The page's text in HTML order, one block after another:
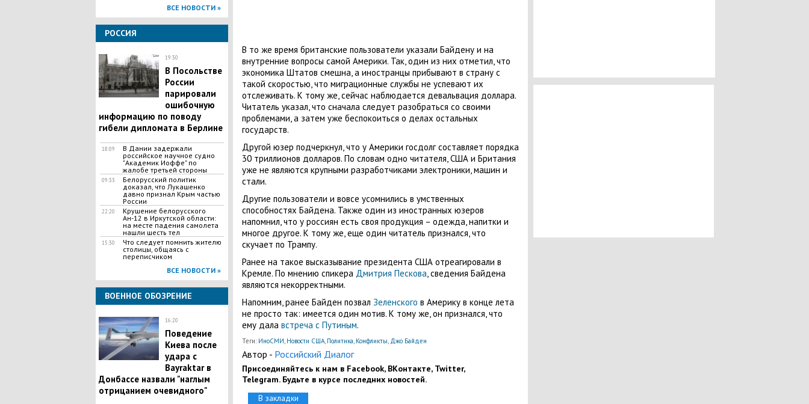
ВСЕ НОВОСТИ »
РОССИЯ
19:30
В Посольстве
России
парировали
ошибочную
информацию по поводу
гибели дипломата в Берлине
18:09
В Дании задержали
российское научное судно
"Академик Иоффе" по
жалобе третьей стороны
09:33
Белорусский политик
доказал, что Лукашенко
давно признал Крым частью
России
22:20
Крушение белорусского
Ан-12 в Иркутской области:
на месте падения самолета
нашли шесть тел
15:30
Что следует помнить жителю
столицы, общаясь с
переписчиком
ВСЕ НОВОСТИ »
ВОЕННОЕ ОБОЗРЕНИЕ
16:20
Поведение
Киева после
удара с
Bayraktar в
Донбассе назвали "наглым
отрицанием очевидного"
В то же время британские пользователи указали Байдену и на
внутренние вопросы самой Америки. Так, один из них отметил, что
экономика Штатов смешна, а иностранцы прибывают в страну с
такой скоростью, что миграционные службы не успевают их
отслеживать. К тому же, сейчас наблюдается девальвация доллара.
Читатель указал, что сначала следует разобраться со своими
проблемами, а затем уже беспокоиться о делах остальных
государств.
Другой юзер подчеркнул, что у Америки госдолг составляет порядка
30 триллионов долларов. По словам одно читателя, США и Британия
уже не являются крупными разработчиками электроники, машин и
стали.
Другие пользователи и вовсе усомнились в умственных
способностях Байдена. Также один из иностранных юзеров
напомнил, что у россиян есть своя продукция – одежда, напитки и
многое другое. К тому же, еще один читатель признался, что
скучает по Трампу.
Ранее на такое высказывание президента США отреагировали в
Кремле. По мнению спикера Дмитрия Пескова, сведения Байдена
являются некорректными.
Напомним, ранее Байден позвал Зеленского в Америку в конце лета
не просто так: имеется один мотив. К тому же, он признался, что
ему дала встреча с Путиным.
Теги: ИноСМИ, Новости США, Политика, Конфликты, Джо Байден
Автор - Российский Диалог
Присоединяйтесь к нам в Facebook, ВКонтакте, Twitter,
Telegram. Будьте в курсе последних новостей.
В закладки